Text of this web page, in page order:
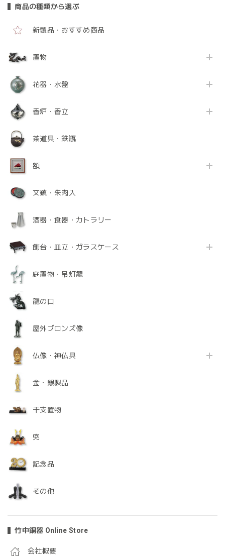
商品の種類から選ぶ
新製品・おすすめ商品
置物
花器・水盤
香炉・香立
茶道具・鉄瓶
額
文鎮・朱肉入
酒器・食器・カトラリー
飾台・皿立・ガラスケース
庭置物・吊灯籠
龍の口
屋外ブロンズ像
仏像・神仏具
金・銀製品
干支置物
兜
記念品
その他
竹中銅器 Online Store
会社概要